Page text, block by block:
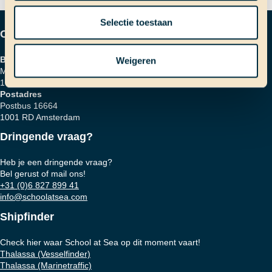
Selectie toestaan
Weigeren
Contactgegevens
Bezoekadres
Marinierskade 59
1018 HZ Amsterdam
Postadres
Postbus 16664
1001 RD Amsterdam
Dringende vraag?
Heb je een dringende vraag?
Bel gerust of mail ons!
+31 (0)6 827 899 41
info@schoolatsea.com
Shipfinder
Check hier waar School at Sea op dit moment vaart!
Thalassa (Vesselfinder)
Thalassa (Marinetraffic)